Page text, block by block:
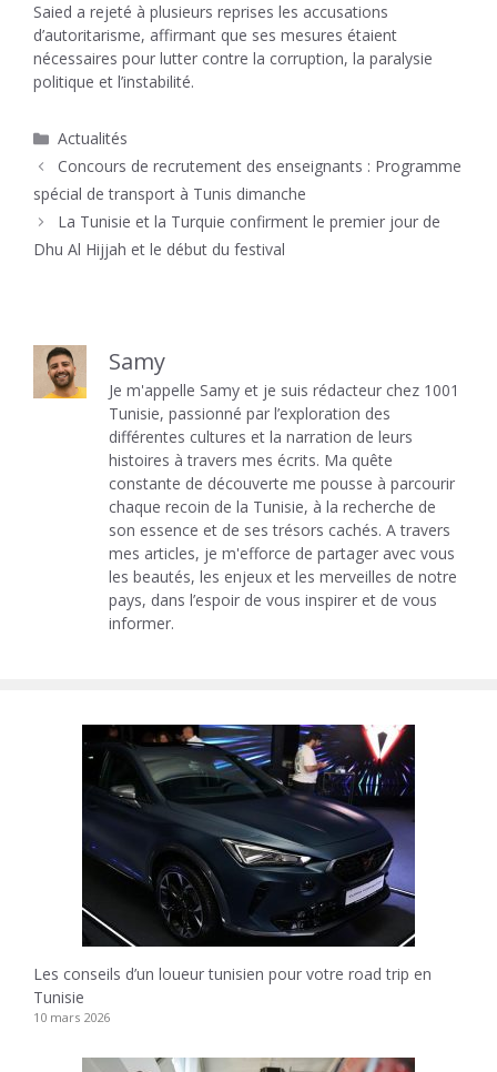
Saied a rejeté à plusieurs reprises les accusations
d’autoritarisme, affirmant que ses mesures étaient
nécessaires pour lutter contre la corruption, la paralysie
politique et l’instabilité.
Catégories
Actualités
Concours de recrutement des enseignants : Programme
spécial de transport à Tunis dimanche
La Tunisie et la Turquie confirment le premier jour de
Dhu Al Hijjah et le début du festival
Samy
Je m'appelle Samy et je suis rédacteur chez 1001
Tunisie, passionné par l’exploration des
différentes cultures et la narration de leurs
histoires à travers mes écrits. Ma quête
constante de découverte me pousse à parcourir
chaque recoin de la Tunisie, à la recherche de
son essence et de ses trésors cachés. A travers
mes articles, je m'efforce de partager avec vous
les beautés, les enjeux et les merveilles de notre
pays, dans l’espoir de vous inspirer et de vous
informer.
Les conseils d’un loueur tunisien pour votre road trip en
Tunisie
10 mars 2026